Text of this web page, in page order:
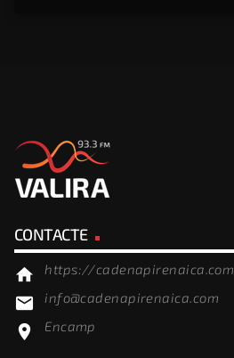
CONTACTE
home https://cadenapirenaica.com
email info@cadenapirenaica.com
location_on Encamp